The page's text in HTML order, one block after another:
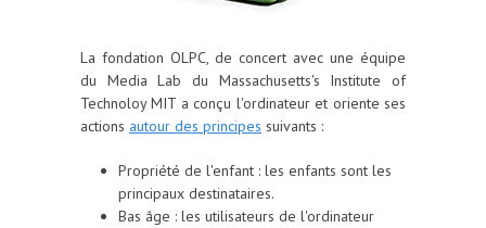
La fondation OLPC, de concert avec une équipe
du Media Lab du Massachusetts's Institute of
Technoloy MIT a conçu l'ordinateur et oriente ses
actions autour des principes suivants :
Propriété de l'enfant : les enfants sont les
principaux destinataires.
Bas âge : les utilisateurs de l'ordinateur